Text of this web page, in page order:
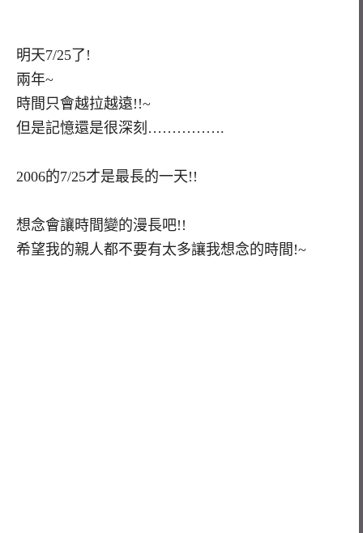
明天7/25了!
兩年~
時間只會越拉越遠!!~
但是記憶還是很深刻…………….
2006的7/25才是最長的一天!!
想念會讓時間變的漫長吧!!
希望我的親人都不要有太多讓我想念的時間!~